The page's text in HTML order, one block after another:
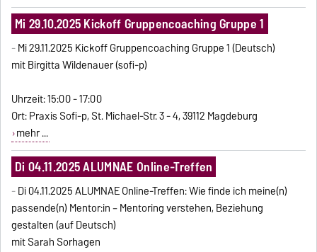
Mi 29.10.2025 Kickoff Gruppencoaching Gruppe 1
-Mi 29.11.2025 Kickoff Gruppencoaching Gruppe 1 (Deutsch)
mit Birgitta Wildenauer (sofi-p)
Uhrzeit: 15:00 - 17:00
Ort: Praxis Sofi-p, St. Michael-Str. 3 - 4, 39112 Magdeburg
mehr ...
Di 04.11.2025 ALUMNAE Online-Treffen
-Di 04.11.2025ALUMNAE Online-Treffen: Wie finde ich meine(n)
passende(n) Mentor:in – Mentoring verstehen, Beziehung
gestalten (auf Deutsch)
mit Sarah Sorhagen